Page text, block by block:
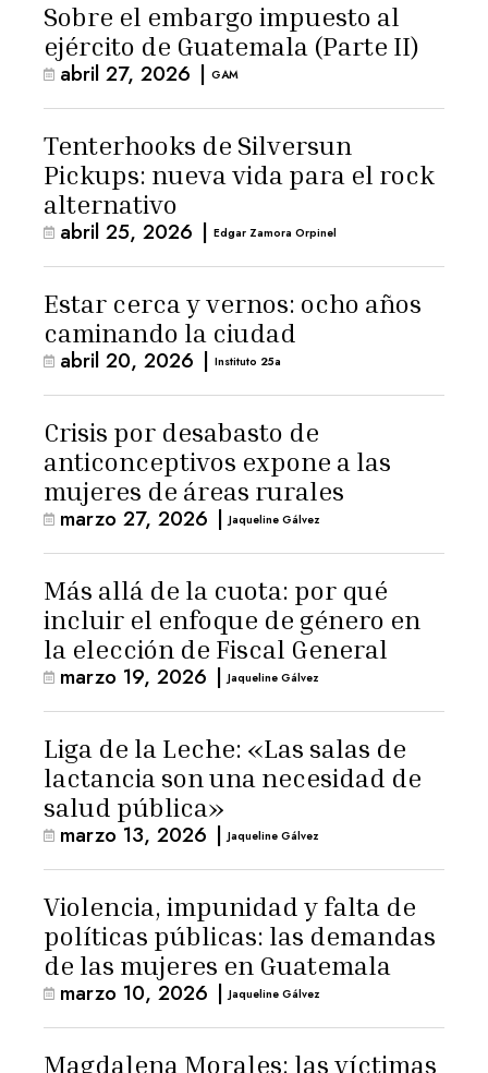
Sobre el embargo impuesto al
ejército de Guatemala (Parte II)
abril 27, 2026 | GAM
Tenterhooks de Silversun
Pickups: nueva vida para el rock
alternativo
abril 25, 2026 | Edgar Zamora Orpinel
Estar cerca y vernos: ocho años
caminando la ciudad
abril 20, 2026 | Instituto 25a
Crisis por desabasto de
anticonceptivos expone a las
mujeres de áreas rurales
marzo 27, 2026 | Jaqueline Gálvez
Más allá de la cuota: por qué
incluir el enfoque de género en
la elección de Fiscal General
marzo 19, 2026 | Jaqueline Gálvez
Liga de la Leche: «Las salas de
lactancia son una necesidad de
salud pública»
marzo 13, 2026 | Jaqueline Gálvez
Violencia, impunidad y falta de
políticas públicas: las demandas
de las mujeres en Guatemala
marzo 10, 2026 | Jaqueline Gálvez
Magdalena Morales: las víctimas